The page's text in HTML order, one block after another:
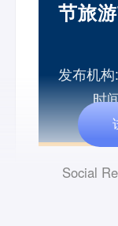
Social